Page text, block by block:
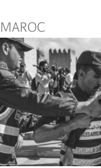
MAROC